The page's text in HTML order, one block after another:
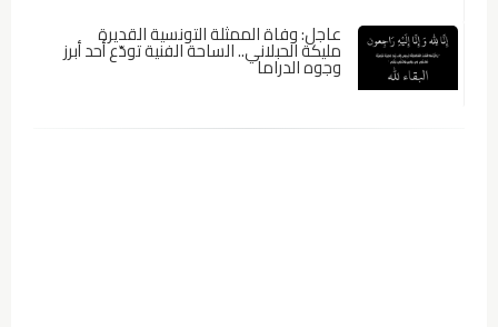
عاجل: وفاة الممثلة التونسية القديرة
مليكة الحبلاني.. الساحة الفنية تودّع أحد أبرز
وجوه الدراما